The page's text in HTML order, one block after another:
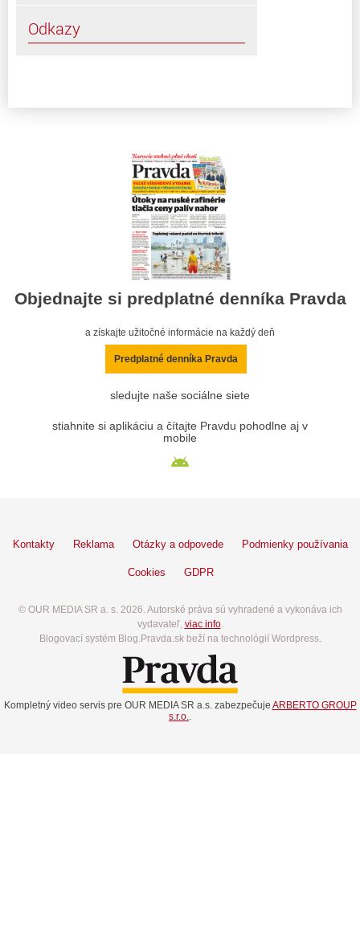
Odkazy
Objednajte si predplatné denníka Pravda
a získajte užitočné informácie na každý deň
Predplatné denníka Pravda
sledujte naše sociálne siete
stiahnite si aplikáciu a čítajte Pravdu pohodlne aj v
mobile
Kontakty Reklama Otázky a odpovede Podmienky používania
Cookies GDPR
© OUR MEDIA SR a. s. 2026. Autorské práva sú vyhradené a vykonáva ich
vydavateľ, viac info.
Blogovací systém Blog.Pravda.sk beží na technológií Wordpress.
Kompletný video servis pre OUR MEDIA SR a.s. zabezpečuje ARBERTO GROUP
s.r.o.